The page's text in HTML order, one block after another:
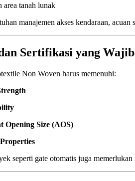
area tanah lunak
manajemen akses kendaraan, acuan
Sertifikasi yang
Non Woven harus memenuhi:
Opening Size (AOS)
seperti gate otomatis juga